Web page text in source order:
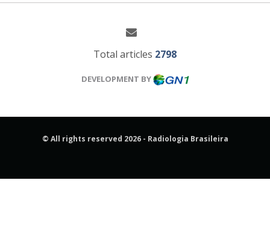
Total articles 2798
DEVELOPMENT BY
© All rights reserved 2026 - Radiologia Brasileira